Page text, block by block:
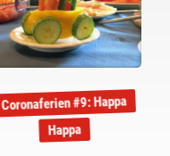
Coronaferien #9: Happa
Happa